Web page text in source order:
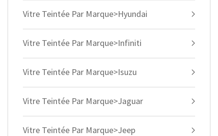
Vitre Teintée Par Marque>Hyundai
Vitre Teintée Par Marque>Infiniti
Vitre Teintée Par Marque>Isuzu
Vitre Teintée Par Marque>Jaguar
Vitre Teintée Par Marque>Jeep